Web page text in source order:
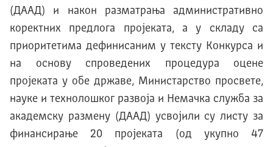
(ДААД) и након разматрања административно
коректних предлога пројеката, а у складу са
приоритетима дефинисаним у тексту Конкурса и
на основу спроведених процедура оцене
пројеката у обе државе, Министарство просвете,
науке и технолошког развоја и Немачка служба за
академску размену (ДААД) усвојили су листу за
финансирање 20 пројеката (од укупно 47